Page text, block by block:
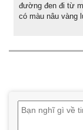
đường đen đi từ
có màu nâu vàng